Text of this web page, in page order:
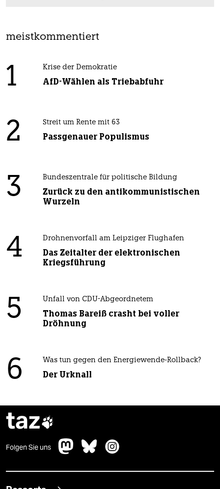
meistkommentiert
1 Krise der Demokratie
AfD-Wählen als Triebabfuhr
2 Streit um Rente mit 63
Passgenauer Populismus
3 Bundeszentrale für politische Bildung
Zurück zu den antikommunistischen
Wurzeln
4 Drohnenvorfall am Leipziger Flughafen
Das Zeitalter der elektronischen
Kriegsführung
5 Unfall von CDU-Abgeordnetem
Thomas Bareiß crasht bei voller
Dröhnung
6 Was tun gegen den Energiewende-Rollback?
Der Urknall
taz
Folgen Sie uns